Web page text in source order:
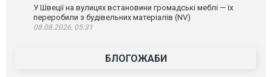
У Швеції на вулицях встановини громадські меблі — їх
переробили з будівельних матеріалів (NV)
08.08.2026, 05:31
БЛОГОЖАБИ